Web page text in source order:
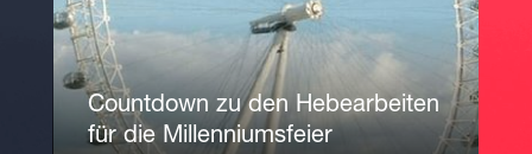
Countdown zu den Hebearbeiten
für die Millenniumsfeier